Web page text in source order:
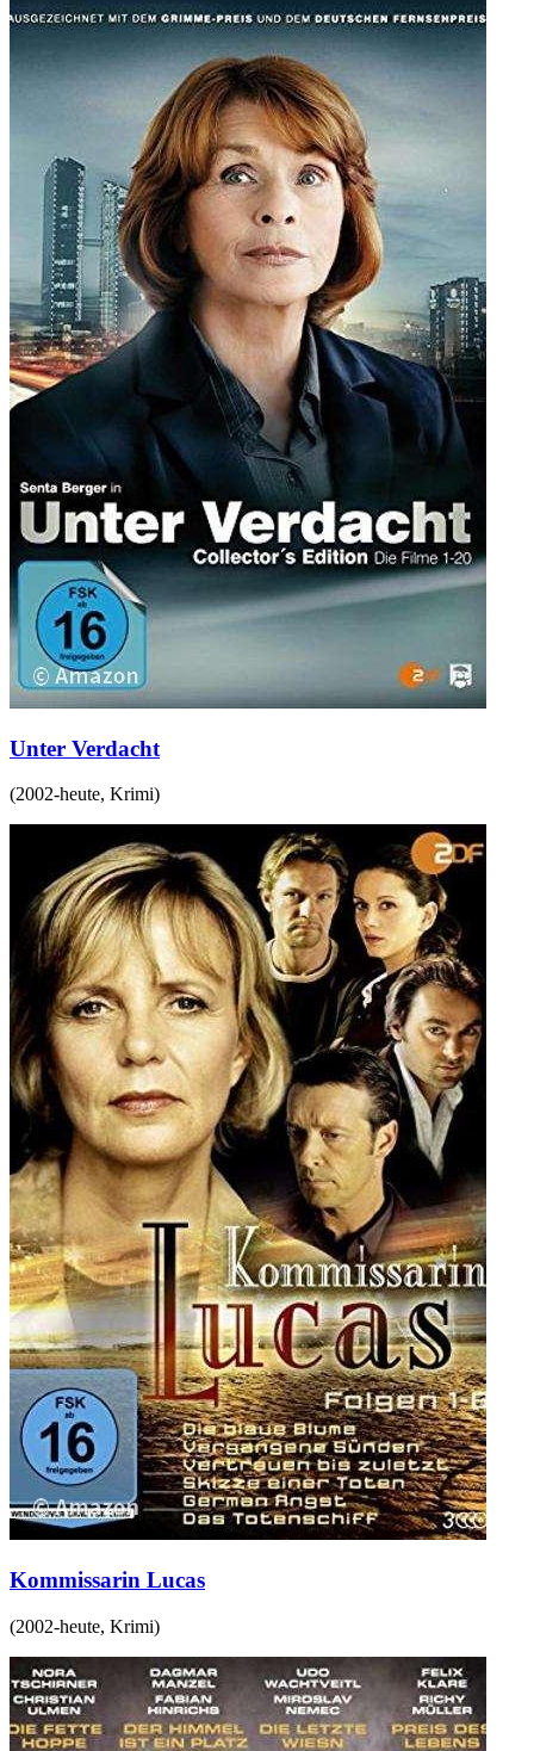
Unter Verdacht
(2002-heute, Krimi)
Kommissarin Lucas
(2002-heute, Krimi)